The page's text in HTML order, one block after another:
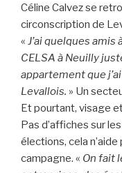
Céline Calvez se
circonscription de
« J’ai quelques amis
CELSA à Neuilly
appartement que
Levallois. » Un
Et pourtant, visage
Pas d’affiches sur
élections, cela
campagne. « On fait